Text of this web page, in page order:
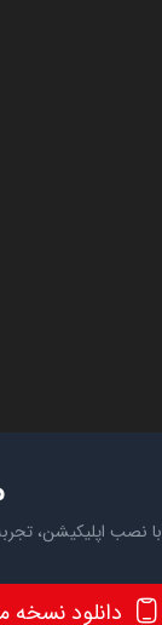
با نصب اپلیکیشن،
دانلود نسخه